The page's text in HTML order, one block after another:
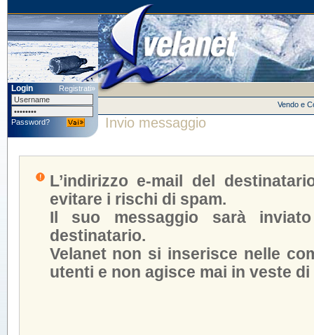
Login Registrati»
Password?
Vendo e
Invio messaggio
L’indirizzo e-mail del
evitare i rischi di spam.
Il suo messaggio sarà
destinatario.
Velanet non si inserisce nelle
utenti e non agisce mai in veste